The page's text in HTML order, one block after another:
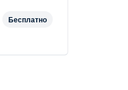
Бесплатно